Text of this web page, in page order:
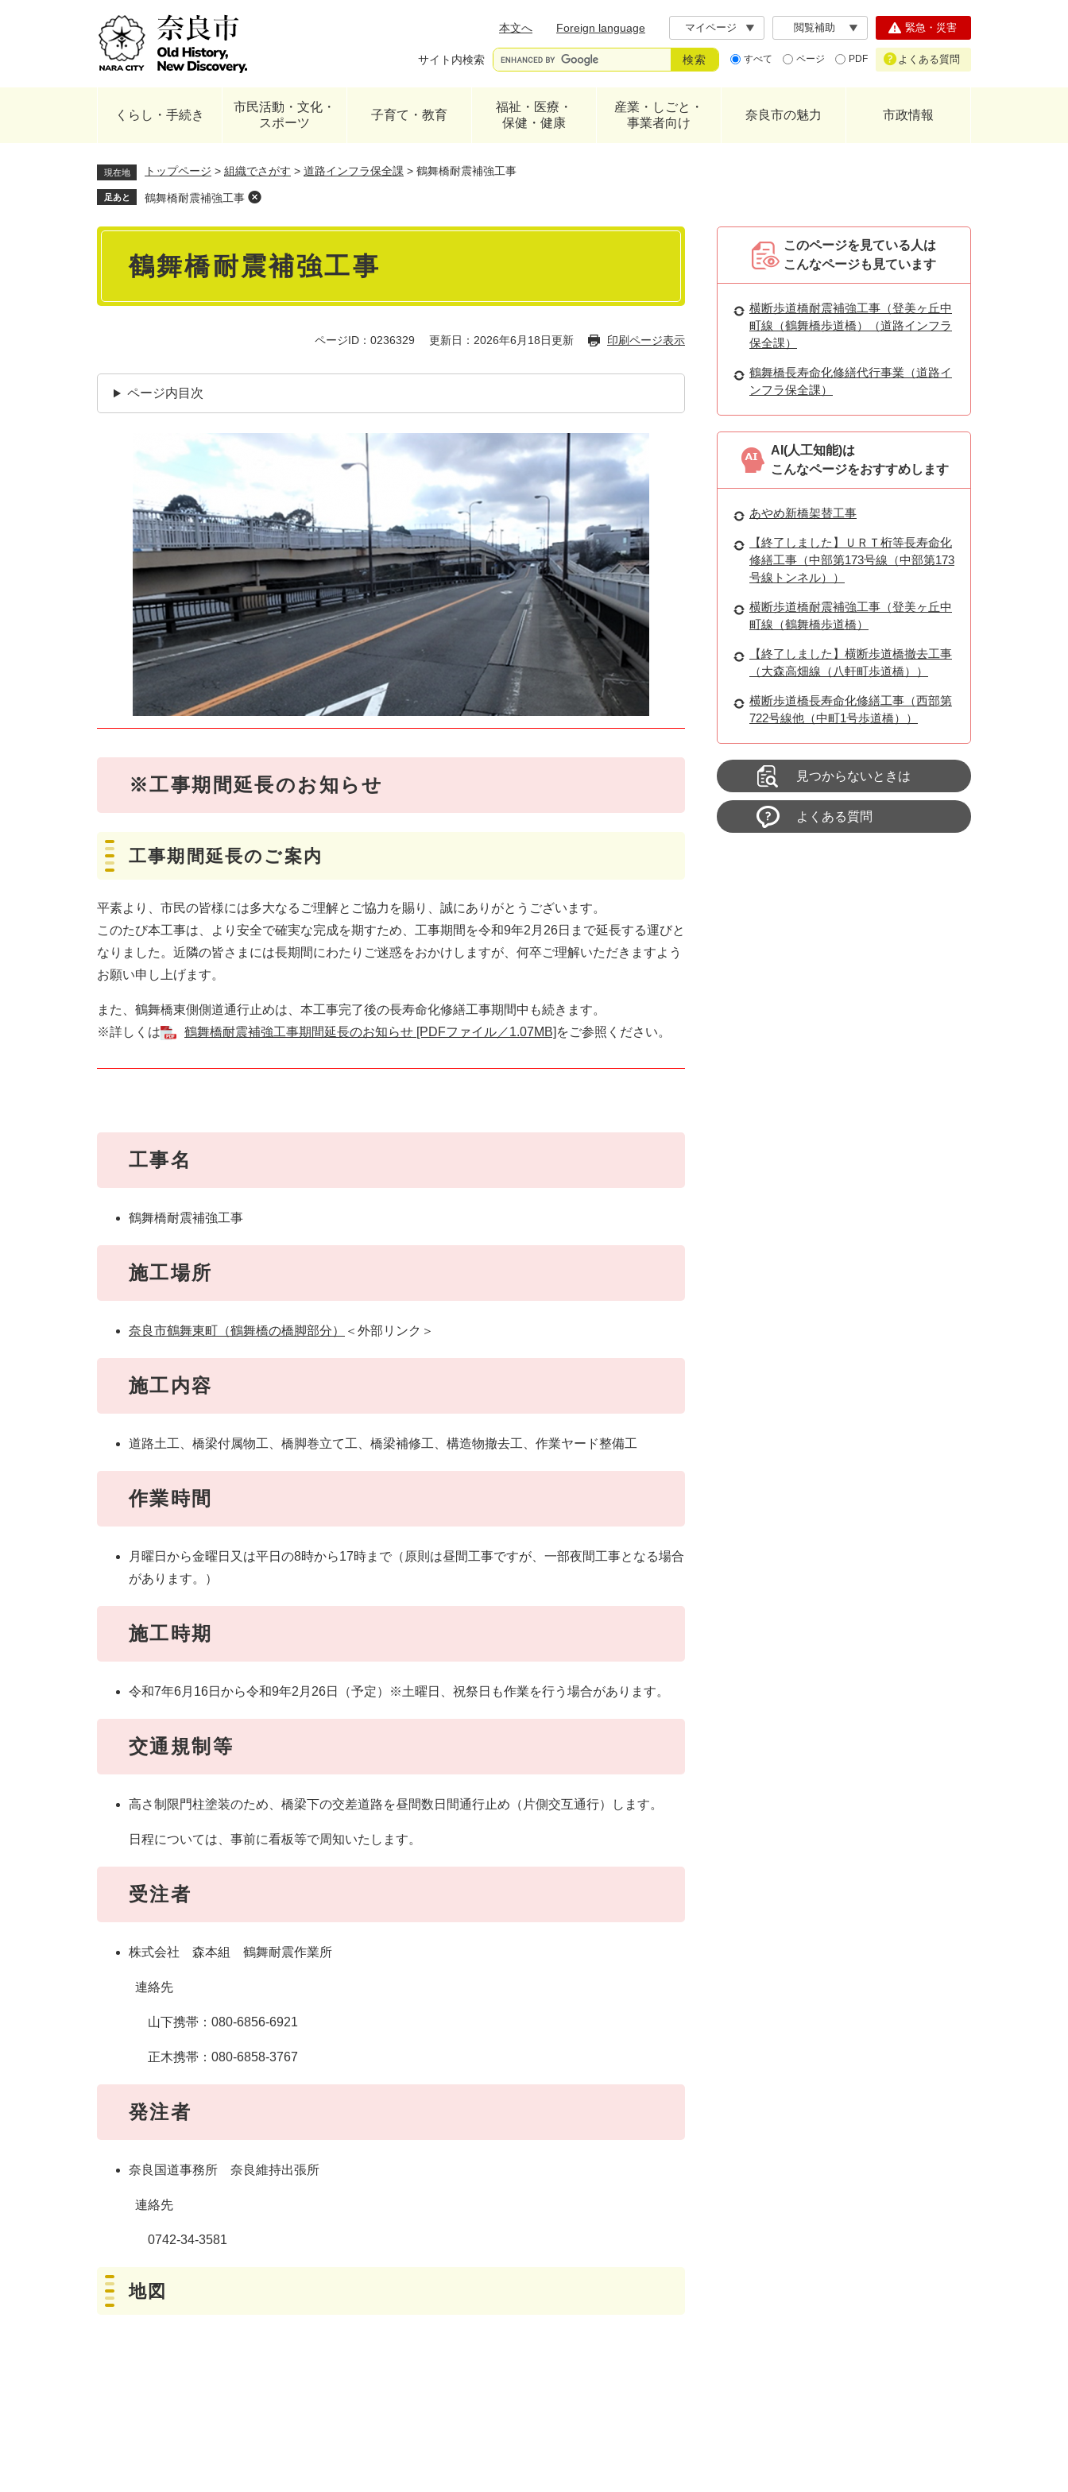
本文へ
Foreign language マイページ 閲覧補助
サイト内検索 すべて ページ PDF
緊急・災害
よくある質問
くらし・手続き
市民活動・文化・
スポーツ
子育て・教育
福祉・医療・
保健・健康
産業・しごと・
事業者向け
奈良市の魅力 市政情報
現在地 トップページ > 組織でさがす > 道路インフラ保全課 > 鶴舞橋耐震補強工事
足あと 鶴舞橋耐震補強工事
本
鶴舞橋耐震補強工事
ページID：0236329 更新日：2026年6月18日更新 印刷ページ表示
ページ内目次
※工事期間延長のお知らせ
工事期間延長のご案内
平素より、市民の皆様には多大なるご理解とご協力を賜り、誠にありがとうございます。
このたび本工事は、より安全で確実な完成を期すため、工事期間を令和9年2月26日まで延長する運びと
なりました。近隣の皆さまには長期間にわたりご迷惑をおかけしますが、何卒ご理解いただきますよう
お願い申し上げます。
また、鶴舞橋東側側道通行止めは、本工事完了後の長寿命化修繕工事期間中も続きます。
※詳しくは
鶴舞橋耐震補強工事期間延長のお知らせ [PDFファイル／1.07MB] をご参照ください。
工事名
鶴舞橋耐震補強工事
施工場所
奈良市鶴舞東町（鶴舞橋の橋脚部分） ＜外部リンク＞
施工内容
道路土工、橋梁付属物工、橋脚巻立て工、橋梁補修工、構造物撤去工、作業ヤード整備工
作業時間
月曜日から金曜日又は平日の8時から17時まで（原則は昼間工事ですが、一部夜間工事となる場合
があります。）
施工時期
令和7年6月16日から令和9年2月26日（予定）※土曜日、祝祭日も作業を行う場合があります。
交通規制等
高さ制限門柱塗装のため、橋梁下の交差道路を昼間数日間通行止め（片側交互通行）します。
日程については、事前に看板等で周知いたします。​
受注者
株式会社 森本組 鶴舞耐震作業所
連絡先
山下携帯：080-6856-6921
正木携帯：080-6858-3767
発注者
奈良国道事務所 奈良維持出張所
連絡先
0742-34-3581
地図
このページを見ている人は
こんなページも見ています
横断歩道橋耐震補強工事（登美ヶ丘中
町線（鶴舞橋歩道橋）（道路インフラ
保全課）
鶴舞橋長寿命化修繕代行事業（道路イ
ンフラ保全課）
AI(人工知能)は
こんなページをおすすめします
あやめ新橋架替工事
【終了しました】ＵＲＴ桁等長寿命化
修繕工事（中部第173号線（中部第173
号線トンネル））
横断歩道橋耐震補強工事（登美ヶ丘中
町線（鶴舞橋歩道橋）
【終了しました】横断歩道橋撤去工事
（大森高畑線（八軒町歩道橋））
横断歩道橋長寿命化修繕工事（西部第
722号線他（中町1号歩道橋））
見つからないときは
よくある質問